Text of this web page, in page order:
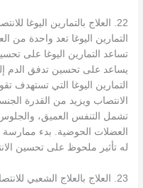
22. العلاج بالتمارين اليوغا للانتصاب
التمارين اليوغا تعد واحدة من
تساعد التمارين اليوغا على
يساعد على تحسين تدفق الدم
التمارين اليوغا التي
الانتصاب ويزيد من القدرة
تشمل التنفس العميق،
العضلات الحوضية. بدء ممارسة
له تأثير ملحوظ على تحسين
23. العلاج بالعلاج الشعبي للانتصاب